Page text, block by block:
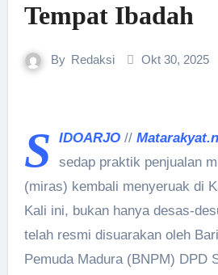
Tempat Ibadah
By Redaksi Okt 30, 2025
S IDOARJO//
sedap praktik penjualan
(miras) kembali menyeruak di
Kali ini, bukan hanya desas-
telah resmi disuarakan oleh
Pemuda Madura (BNPM) DPD